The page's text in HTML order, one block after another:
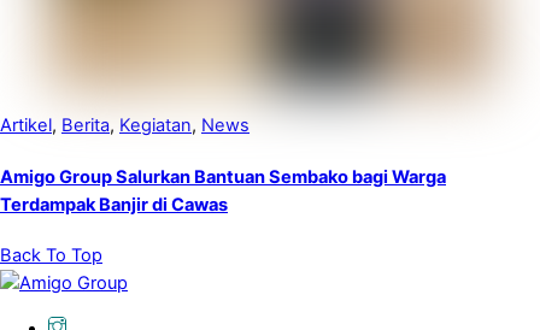
Artikel, Berita, Kegiatan, News
Amigo Group Salurkan Bantuan Sembako bagi Warga
Terdampak Banjir di Cawas
Back To Top